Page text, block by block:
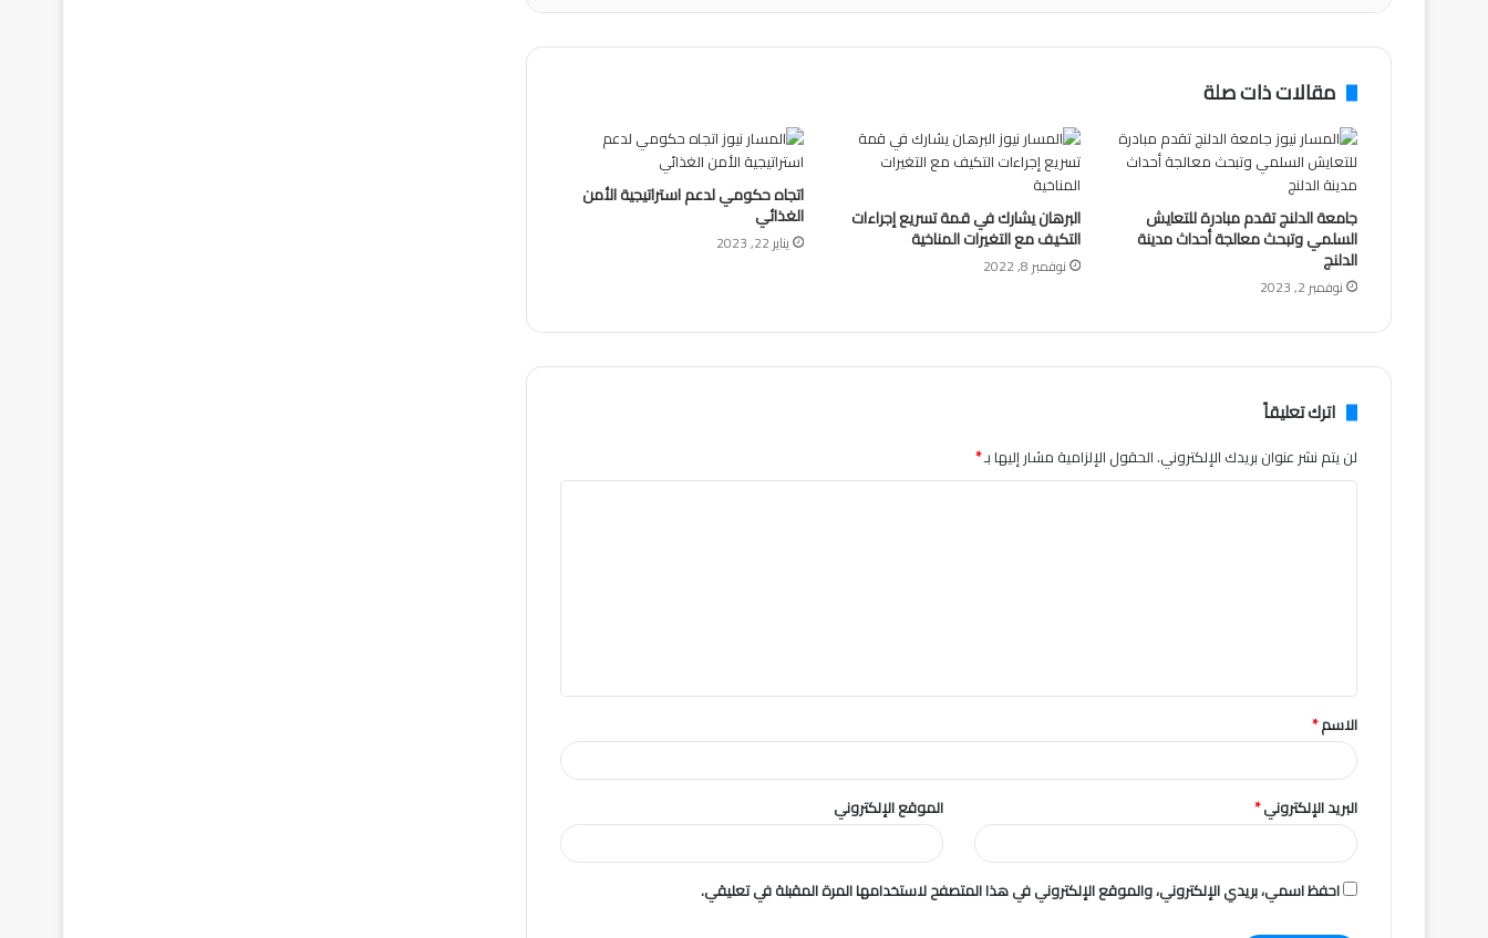
مقالات ذات صلة
جامعة الدلنج تقدم مبادرة للتعايش
السلمي وتبحث معالجة أحداث مدينة
الدلنج
نوفمبر 2, 2023
البرهان يشارك في قمة تسريع إجراءات
التكيف مع التغيرات المناخية
نوفمبر 8, 2022
اتجاه حكومي لدعم استراتيجية الأمن
الغذائي
يناير 22, 2023
اترك تعليقاً
لن يتم نشر عنوان بريدك الإلكتروني.الحقول الإلزامية مشار إليها بـ*
ق
*
الاسم*
البريد الإلكتروني* الموقع الإلكتروني
احفظ اسمي، بريدي الإلكتروني، والموقع الإلكتروني في هذا المتصفح لاستخدامها المرة المقبلة في تعليقي.